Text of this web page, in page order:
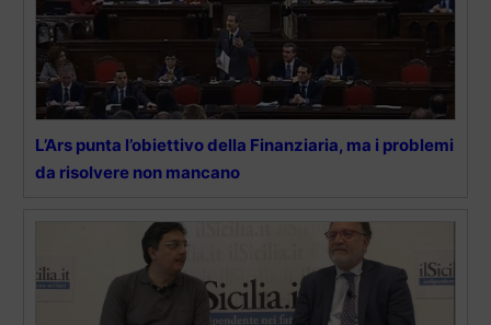
L’Ars punta l’obiettivo della Finanziaria, ma i problemi
da risolvere non mancano